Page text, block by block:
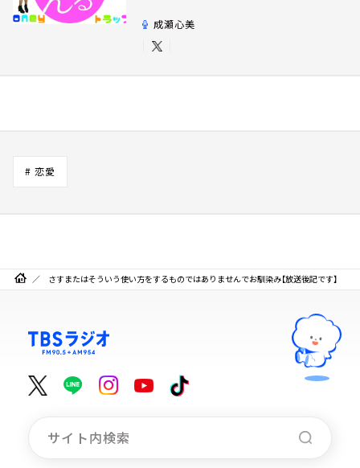
成瀬心美
# 恋愛
さすまたはそういう使い方をするものではありませんでお馴染み【放送後記です】